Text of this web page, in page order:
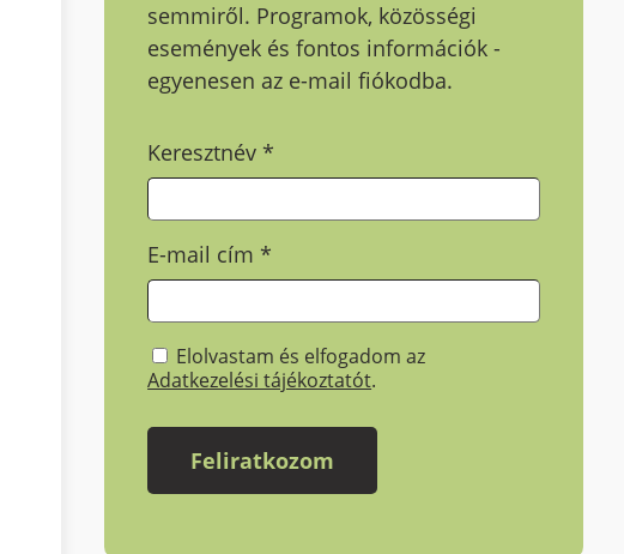
semmiről. Programok, közösségi
események és fontos információk -
egyenesen az e-mail fiókodba.
Keresztnév*
E-mail cím*
Elolvastam és elfogadom az
Adatkezelési tájékoztatót.